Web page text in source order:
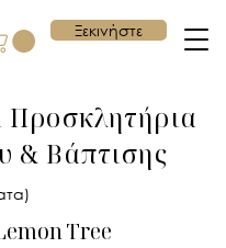
Ξεκινήστε
& Βάπτισης
Tree